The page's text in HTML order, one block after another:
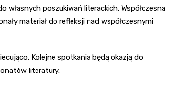
poszukiwań literackich. Współczesna
materiał do refleksji nad współczesnymi
Kolejne spotkania będą okazją do
literatury.